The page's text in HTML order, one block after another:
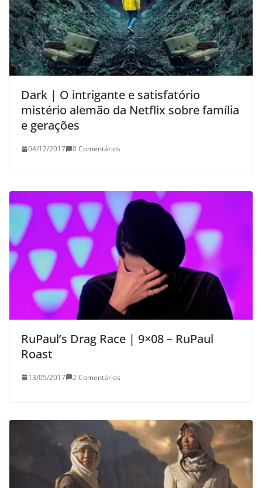
Dark | O intrigante e satisfatório
mistério alemão da Netflix sobre família
e gerações
04/12/2017 0 Comentários
RuPaul’s Drag Race | 9×08 – RuPaul
Roast
13/05/2017 2 Comentários